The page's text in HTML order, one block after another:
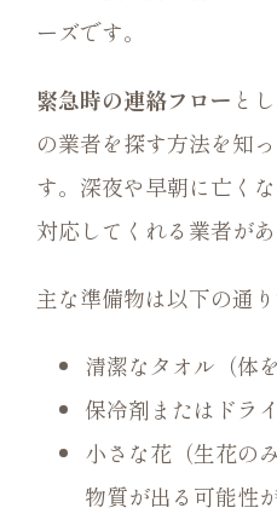
ーズです。
緊急時の連絡フロー と
の業者を探す方法を知
す。深夜や早朝に亡く
対応してくれる業者があ
主な準備物は以下の通り
清潔なタオル（体
保冷剤またはドラ
小さな花（生花の
物質が出る可能性